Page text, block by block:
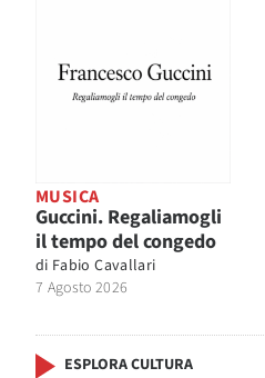
MUSICA
Guccini. Regaliamogli
il tempo del congedo
di Fabio Cavallari
7 Agosto 2026
ESPLORA CULTURA